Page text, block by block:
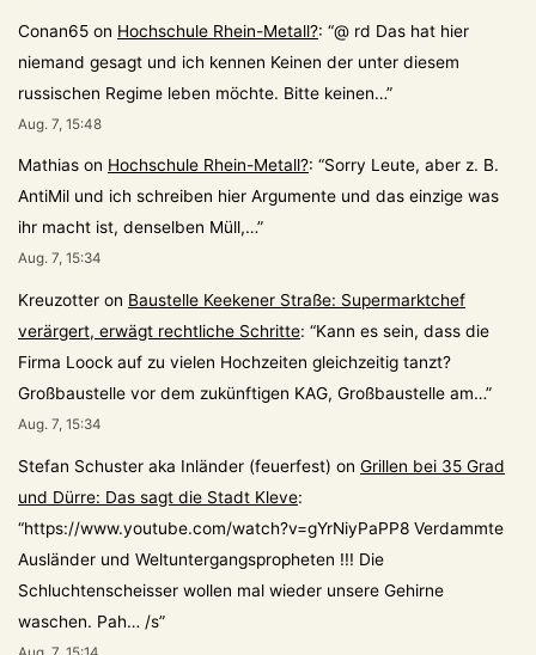
Conan65 on Hochschule Rhein-Metall?: “@ rd Das hat hier
niemand gesagt und ich kennen Keinen der unter diesem
russischen Regime leben möchte. Bitte keinen…”
Aug. 7, 15:48
Mathias on Hochschule Rhein-Metall?: “Sorry Leute, aber z. B.
AntiMil und ich schreiben hier Argumente und das einzige was
ihr macht ist, denselben Müll,…”
Aug. 7, 15:34
Kreuzotter on Baustelle Keekener Straße: Supermarktchef
verärgert, erwägt rechtliche Schritte: “Kann es sein, dass die
Firma Loock auf zu vielen Hochzeiten gleichzeitig tanzt?
Großbaustelle vor dem zukünftigen KAG, Großbaustelle am…”
Aug. 7, 15:34
Stefan Schuster aka Inländer (feuerfest) on Grillen bei 35 Grad
und Dürre: Das sagt die Stadt Kleve:
“https://www.youtube.com/watch?v=gYrNiyPaPP8 Verdammte
Ausländer und Weltuntergangspropheten !!! Die
Schluchtenscheisser wollen mal wieder unsere Gehirne
waschen. Pah… /s”